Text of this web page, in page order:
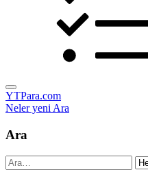
YTPara.com
Neler yeniAra
Ara